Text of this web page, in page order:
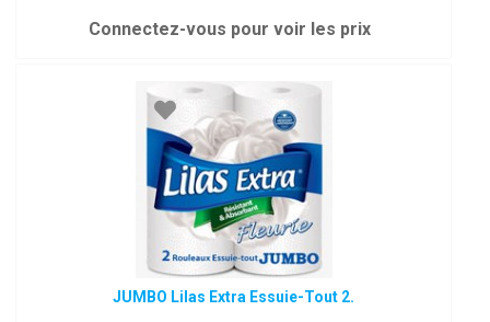
Connectez-vous pour voir les prix
JUMBO Lilas Extra Essuie-Tout 2.